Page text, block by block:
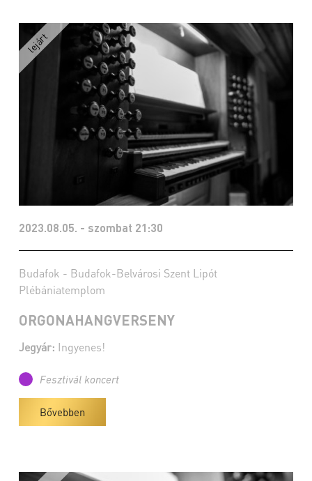
2023.08.05. - szombat 21:30
Budafok - Budafok-Belvárosi Szent Lipót
Plébániatemplom
ORGONAHANGVERSENY
Jegyár: Ingyenes!
Fesztivál koncert
Bővebben